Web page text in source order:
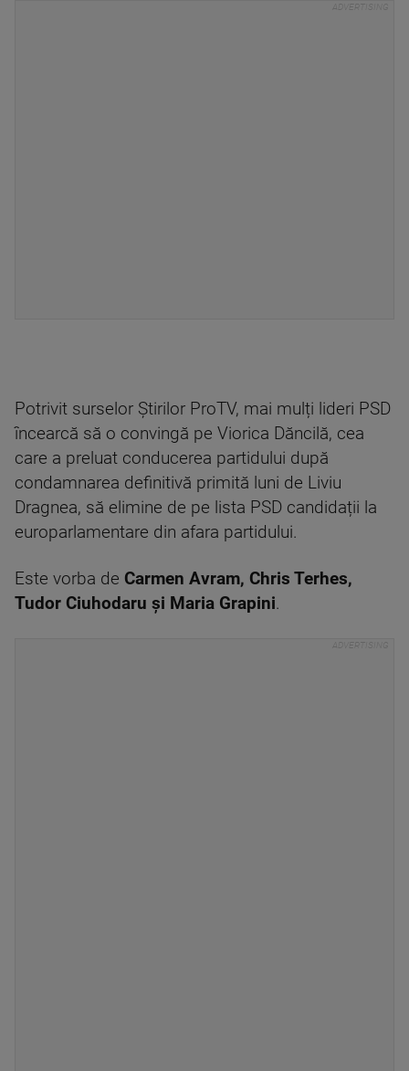
Potrivit surselor Știrilor ProTV, mai mulți lideri PSD
încearcă să o convingă pe Viorica Dăncilă, cea
care a preluat conducerea partidului după
condamnarea definitivă primită luni de Liviu
Dragnea, să elimine de pe lista PSD candidații la
europarlamentare din afara partidului.
Este vorba de Carmen Avram, Chris Terhes,
Tudor Ciuhodaru și Maria Grapini.